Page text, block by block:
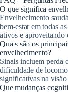
O que significa
Envelhecimento
bem-estar em todas
ativos e aproveitando
Quais são os
envelhecimento?
Sinais incluem perda
dificuldade de
significativas na
Que mudanças